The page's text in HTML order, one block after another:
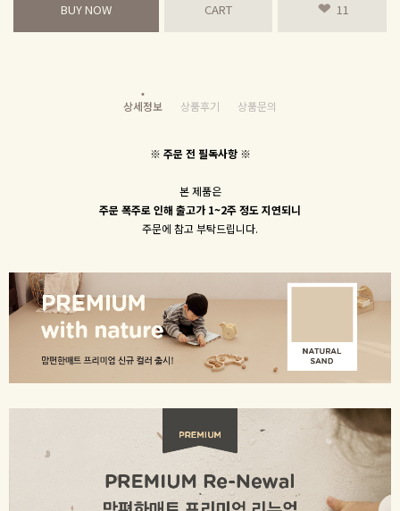
BUY NOW CART 11
상세정보 상품후기 상품문의
※ 주문 전 필독사항 ※
본 제품은
주문 폭주로 인해 출고가 1~2주 정도 지연되니
주문에 참고 부탁드립니다.